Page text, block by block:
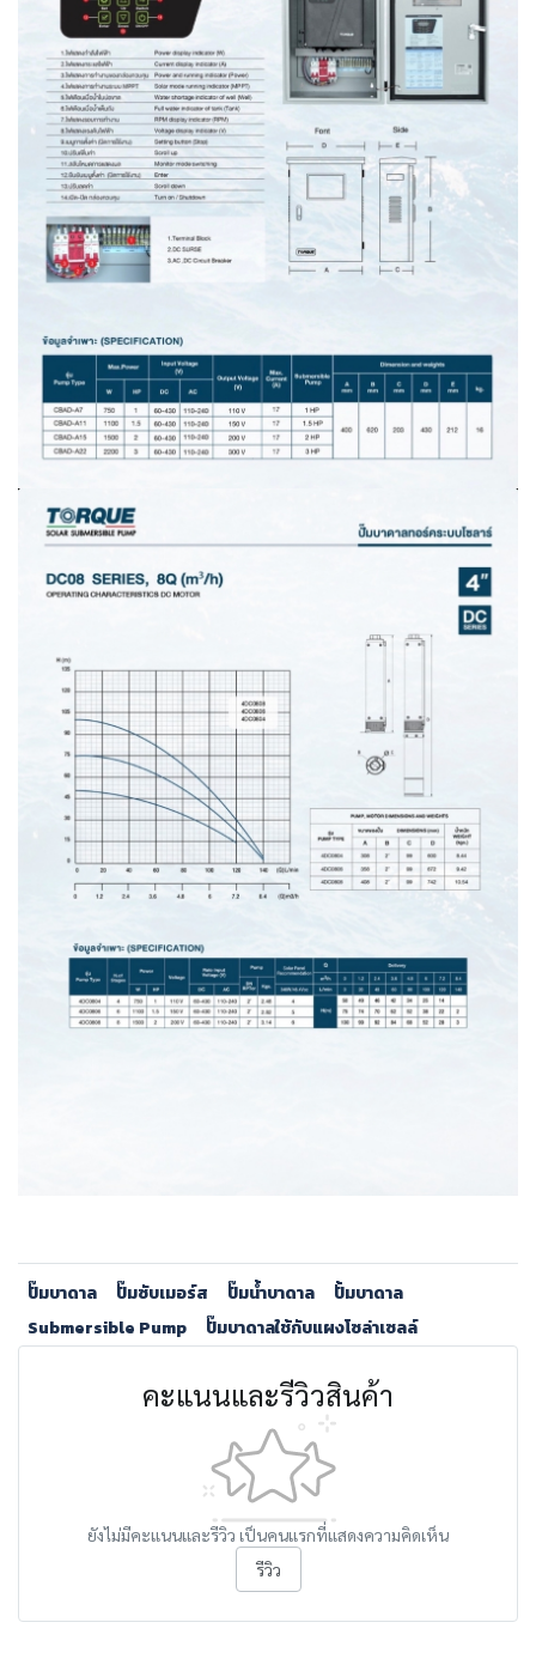
ปั๊มบาดาล ปั๊มซับเมอร์ส ปั๊มน้ำบาดาล
ปั้มบาดาล
Submersible Pump
ปั๊มบาดาลใช้กับแผงโซล่าเซลล์
คะแนนและรีวิวสินค้า
ยังไม่มีคะแนนและรีวิว เป็นคนแรกที่แสดงความคิดเห็น
รีวิว